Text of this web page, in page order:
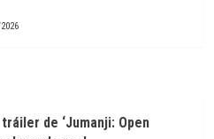
de ‘Jumanji: Open